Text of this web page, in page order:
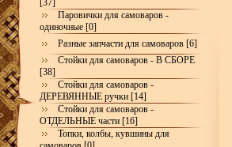
[37]
Паровички для самоваров -
одиночные [0]
Разные запчасти для самоваров [6]
Стойки для самоваров - В СБОРЕ
[38]
Стойки для самоваров -
ДЕРЕВЯННЫЕ ручки [14]
Стойки для самоваров -
ОТДЕЛЬНЫЕ части [16]
Топки, колбы, кувшины для